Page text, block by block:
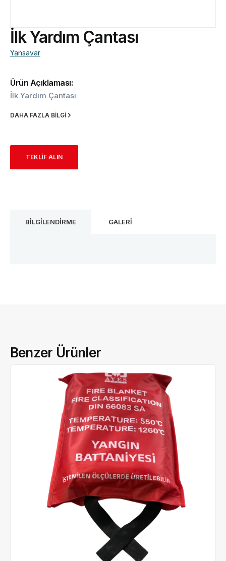
İlk Yardım Çantası
Yansavar
Ürün Açıklaması:
İlk Yardım Çantası
DAHA FAZLA BİLGİ
TEKLİF ALIN
BİLGİLENDİRME GALERİ
Benzer Ürünler